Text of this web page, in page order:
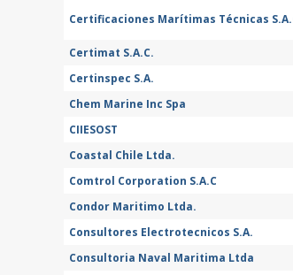
Certificaciones Marítimas Técnicas
Certimat S.A.C.
Certinspec S.A.
Chem Marine Inc Spa
CIIESOST
Coastal Chile Ltda.
Comtrol Corporation S.A.C
Condor Maritimo Ltda.
Consultores Electrotecnicos S.A.
Consultoria Naval Maritima Ltda